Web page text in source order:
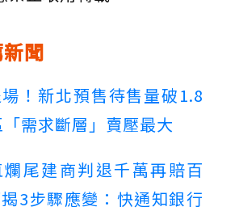
聞
！新北預售待售量破1.8
需求斷層」賣壓最大
尾建商判退千萬再賠百
3步驟應變：快通知銀行